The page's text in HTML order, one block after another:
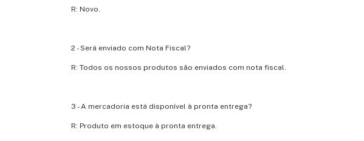
R: Novo.
2 - Será enviado com Nota Fiscal?
R: Todos os nossos produtos são enviados com nota fiscal.
3 - A mercadoria está disponível à pronta entrega?
R: Produto em estoque à pronta entrega.